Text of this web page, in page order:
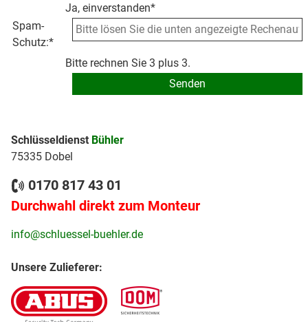
Ja, einverstanden*
Spam-
Schutz:*
Bitte rechnen Sie 3 plus 3.
Schlüsseldienst Bühler
75335 Dobel
0170 817 43 01
Durchwahl direkt zum Monteur
info@schluessel-buehler.de
Unsere Zulieferer: